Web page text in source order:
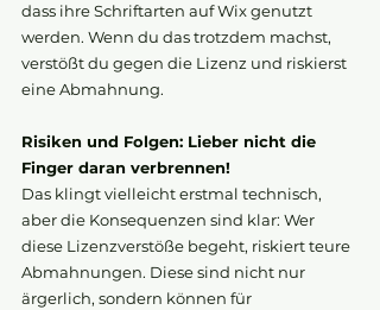
dass ihre Schriftarten auf Wix genutzt
werden. Wenn du das trotzdem machst,
verstößt du gegen die Lizenz und riskierst
eine Abmahnung.
Risiken und Folgen: Lieber nicht die
Finger daran verbrennen!
Das klingt vielleicht erstmal technisch,
aber die Konsequenzen sind klar: Wer
diese Lizenzverstöße begeht, riskiert teure
Abmahnungen. Diese sind nicht nur
ärgerlich, sondern können für